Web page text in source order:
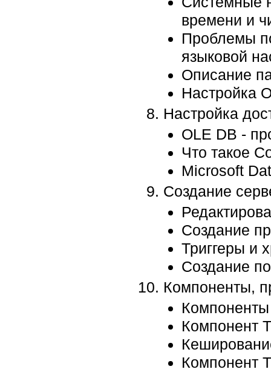
времени и
Проблемы
языковой
Описание
Настройка
Настройка
OLE DB -
Что такое
Microsoft
Создание
Создание
Триггеры и
Создание
Компоненты,
Компонент
Компонент